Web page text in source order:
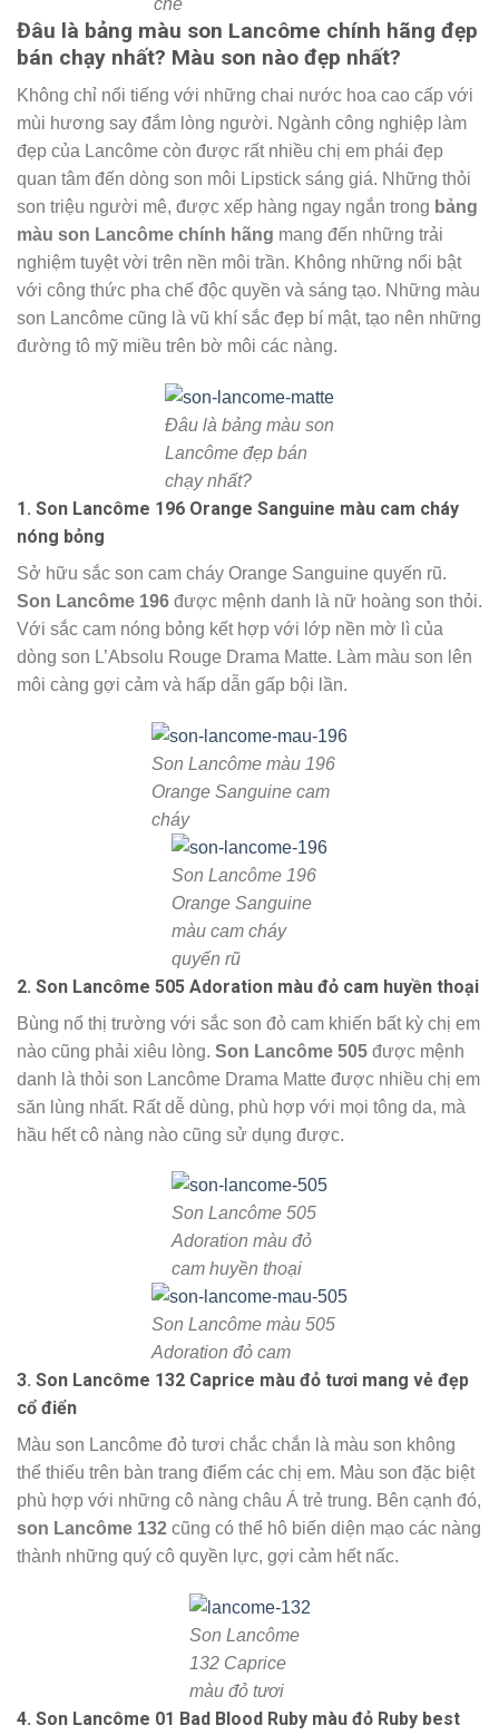
Đâu là bảng màu son Lancôme chính hãng đẹp
bán chạy nhất? Màu son nào đẹp nhất?
Không chỉ nổi tiếng với những chai nước hoa cao cấp với
mùi hương say đắm lòng người. Ngành công nghiệp làm
đẹp của Lancôme còn được rất nhiều chị em phái đẹp
quan tâm đến dòng son môi Lipstick sáng giá. Những thỏi
son triệu người mê, được xếp hàng ngay ngắn trong bảng
màu son Lancôme chính hãng mang đến những trải
nghiệm tuyệt vời trên nền môi trần. Không những nổi bật
với công thức pha chế độc quyền và sáng tạo. Những màu
son Lancôme cũng là vũ khí sắc đẹp bí mật, tạo nên những
đường tô mỹ miều trên bờ môi các nàng.
Đâu là bảng màu son
Lancôme đẹp bán
chạy nhất?
1. Son Lancôme 196 Orange Sanguine màu cam cháy
nóng bỏng
Sở hữu sắc son cam cháy Orange Sanguine quyến rũ.
Son Lancôme 196 được mệnh danh là nữ hoàng son thỏi.
Với sắc cam nóng bỏng kết hợp với lớp nền mờ lì của
dòng son L’Absolu Rouge Drama Matte. Làm màu son lên
môi càng gợi cảm và hấp dẫn gấp bội lần.
Son Lancôme màu 196
Orange Sanguine cam
cháy
Son Lancôme 196
Orange Sanguine
màu cam cháy
quyến rũ
2. Son Lancôme 505 Adoration màu đỏ cam huyền thoại
Bùng nổ thị trường với sắc son đỏ cam khiến bất kỳ chị em
nào cũng phải xiêu lòng. Son Lancôme 505 được mệnh
danh là thỏi son Lancôme Drama Matte được nhiều chị em
săn lùng nhất. Rất dễ dùng, phù hợp với mọi tông da, mà
hầu hết cô nàng nào cũng sử dụng được.
Son Lancôme 505
Adoration màu đỏ
cam huyền thoại
Son Lancôme màu 505
Adoration đỏ cam
3. Son Lancôme 132 Caprice màu đỏ tươi mang vẻ đẹp
cổ điển
Màu son Lancôme đỏ tươi chắc chắn là màu son không
thể thiếu trên bàn trang điểm các chị em. Màu son đặc biệt
phù hợp với những cô nàng châu Á trẻ trung. Bên cạnh đó,
son Lancôme 132 cũng có thể hô biến diện mạo các nàng
thành những quý cô quyền lực, gợi cảm hết nấc.
Son Lancôme
132 Caprice
màu đỏ tươi
4. Son Lancôme 01 Bad Blood Ruby màu đỏ Ruby best